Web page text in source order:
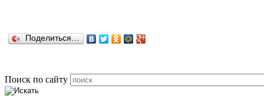
Поделиться…
Поиск по сайту